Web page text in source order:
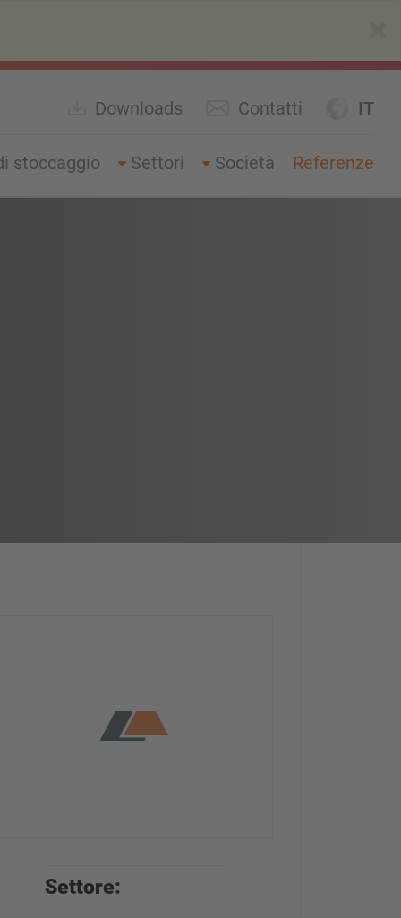
IT
Downloads Contatti
stoccaggio Settori Società Referenze
Settore: